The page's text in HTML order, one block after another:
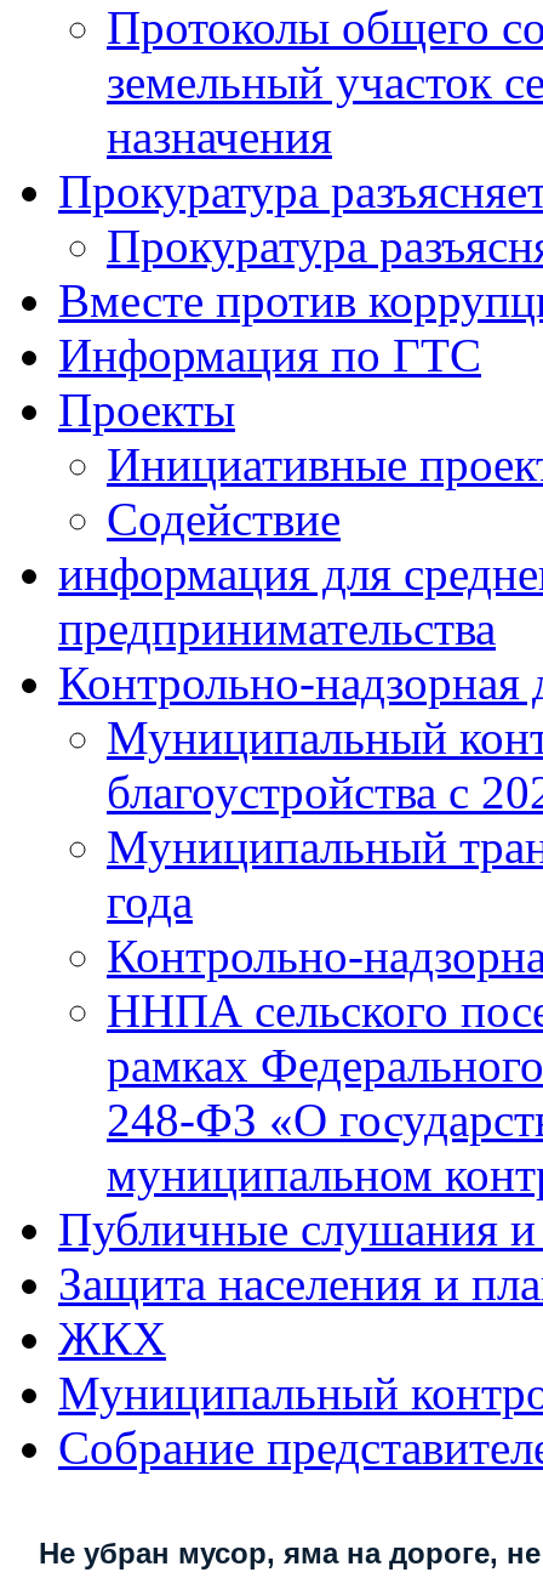
Протоколы общего
земельный участок
назначения
Прокуратура
Прокуратура
Вместе против
Информация по ГТС
Проекты
Инициативные
Содействие
информация для
предпринимательства
Контрольно-надзорная
Муниципальный
благоустройства с
Муниципальный
года
Контрольно-
ННПА сельского
рамках
248-ФЗ «О
муниципальном
Публичные слушания
Защита населения и
ЖКХ
Муниципальный
Собрание
Не убран мусор, яма на дороге,